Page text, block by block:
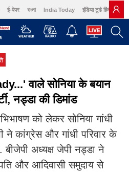
ई-पेपर বাংলা India Today इंडिया टुडे हिंदी
Harper's Bazaar Northeast
वाले सोनिया के बयान
नड्डा की डिमांड
को लेकर सोनिया गांधी
ने कांग्रेस और गांधी परिवार के
बीजेपी अध्यक्ष जेपी नड्डा ने
और आदिवासी समुदाय से